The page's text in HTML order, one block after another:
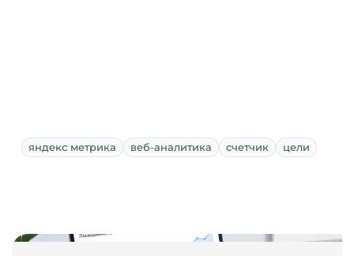
яндекс метрика веб-аналитика счетчик цели